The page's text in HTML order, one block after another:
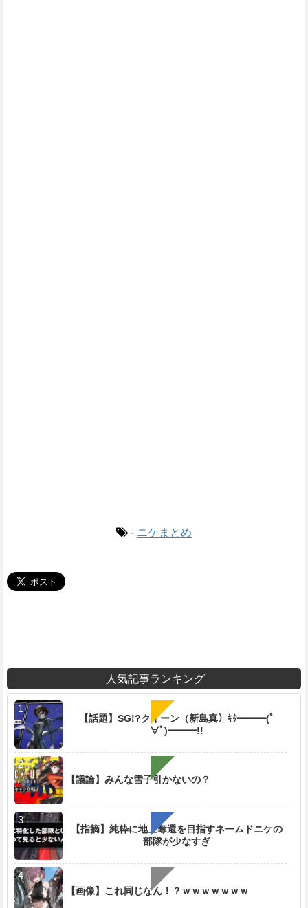
- ニケまとめ
人気記事ランキング
【話題】SG!?クイーン（新島真）ｷﾀ━━━(ﾟ
∀ﾟ)━━━!!
【議論】みんな雪子引かないの？
【指摘】純粋に地上奪還を目指すネームドニケの
部隊が少なすぎ
【画像】これ同じなん！？ｗｗｗｗｗｗｗ